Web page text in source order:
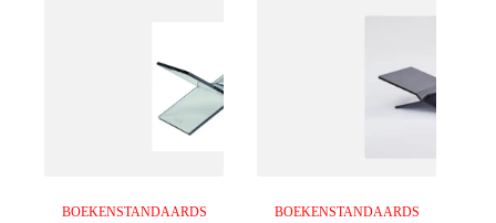
BOEKENSTANDAARDS BOEKENSTANDAARDS